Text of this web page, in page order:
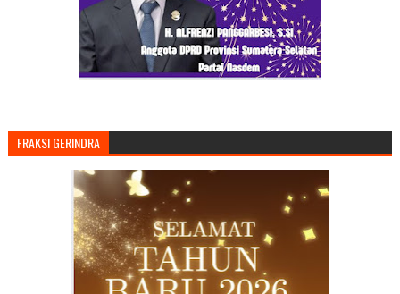
FRAKSI GERINDRA